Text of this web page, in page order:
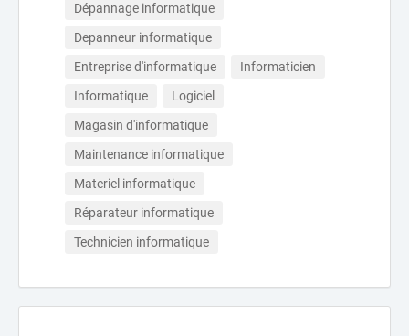
Dépannage informatique
Depanneur informatique
Entreprise d'informatique
Informaticien
Informatique
Logiciel
Magasin d'informatique
Maintenance informatique
Materiel informatique
Réparateur informatique
Technicien informatique